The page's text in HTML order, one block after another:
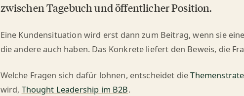
zwischen Tagebuch und öffentlicher Position.
Eine Kundensituation wird erst dann zum Beitrag, wenn sie
die andere auch haben. Das Konkrete liefert den Beweis, die
Welche Fragen sich dafür lohnen, entscheidet die
wird, Thought Leadership im B2B.